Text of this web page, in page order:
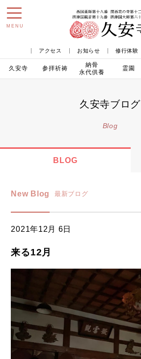
toggle
navigation
MENU
アクセス お知らせ 修行体験
久安寺 参拝祈祷
納骨
永代供養
霊園
久安寺ブログ
Blog
BLOG
New Blog 最新ブログ
2021年12月 6日
来る12月